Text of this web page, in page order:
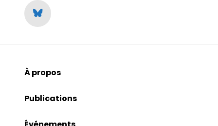
À propos
Publications